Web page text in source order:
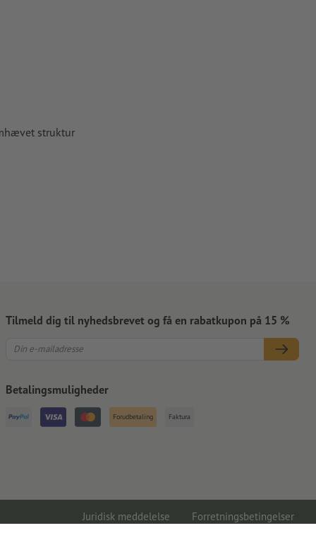
struktur
Tilmeld dig til nyhedsbrevet og få en rabatkupon på 15 %
Betalingsmuligheder
Forudbetaling Faktura
Juridisk meddelelse
Forretningsbetingelser